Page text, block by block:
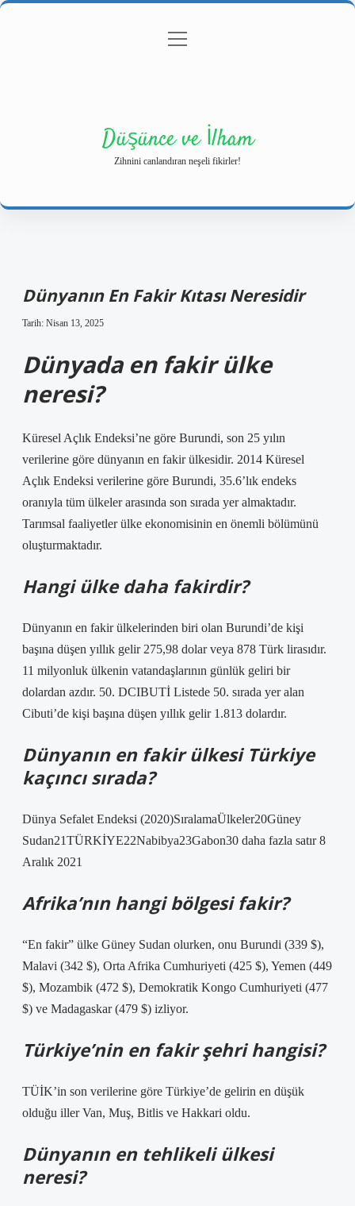
Gizlilik Politikası
menüyü
Düşünce ve İlham
Zihnini canlandıran neşeli fikirler!
Dünyanın En Fakir Kıtası Neresidir
Tarih: Nisan 13, 2025
Dünyada en fakir ülke
neresi?
Küresel Açlık Endeksi’ne göre Burundi, son 25 yılın
verilerine göre dünyanın en fakir ülkesidir. 2014 Küresel
Açlık Endeksi verilerine göre Burundi, 35.6’lık endeks
oranıyla tüm ülkeler arasında son sırada yer almaktadır.
Tarımsal faaliyetler ülke ekonomisinin en önemli bölümünü
oluşturmaktadır.
Hangi ülke daha fakirdir?
Dünyanın en fakir ülkelerinden biri olan Burundi’de kişi
başına düşen yıllık gelir 275,98 dolar veya 878 Türk lirasıdır.
11 milyonluk ülkenin vatandaşlarının günlük geliri bir
dolardan azdır. 50. DCIBUTİ Listede 50. sırada yer alan
Cibuti’de kişi başına düşen yıllık gelir 1.813 dolardır.
Dünyanın en fakir ülkesi Türkiye
kaçıncı sırada?
Dünya Sefalet Endeksi (2020)SıralamaÜlkeler20Güney
Sudan21TÜRKİYE22Nabibya23Gabon30 daha fazla satır 8
Aralık 2021
Afrika’nın hangi bölgesi fakir?
“En fakir” ülke Güney Sudan olurken, onu Burundi (339 $),
Malavi (342 $), Orta Afrika Cumhuriyeti (425 $), Yemen (449
$), Mozambik (472 $), Demokratik Kongo Cumhuriyeti (477
$) ve Madagaskar (479 $) izliyor.
Türkiye’nin en fakir şehri hangisi?
TÜİK’in son verilerine göre Türkiye’de gelirin en düşük
olduğu iller Van, Muş, Bitlis ve Hakkari oldu.
Dünyanın en tehlikeli ülkesi
neresi?